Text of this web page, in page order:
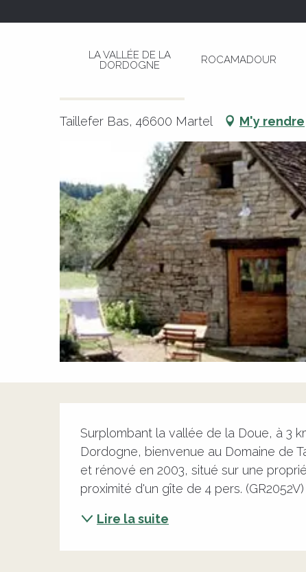
LA VALLÉE DE LA
DORDOGNE
ROCAMADOUR
Maison Lotoise
Taillefer Bas, 46600 Martel M'y rendre
Surplombant la vallée de la Doue, à 3
Dordogne, bienvenue au Domaine de
et rénové en 2003, situé sur une
proximité d'un gîte de 4 pers.
Lire la suite